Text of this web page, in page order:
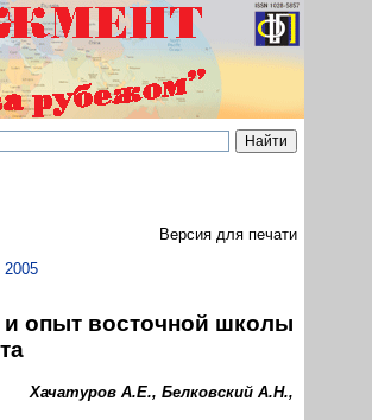
Версия для печати
2005
опыт восточной школы
Хачатуров А.Е., Белковский А.Н.,